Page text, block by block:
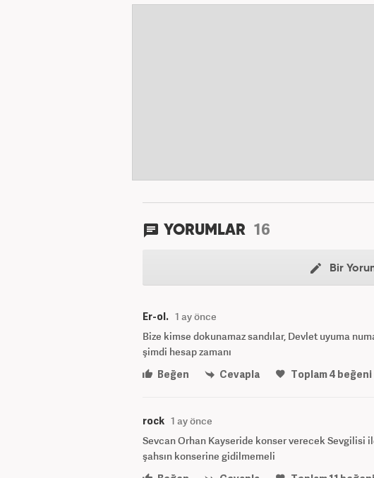
YORUMLAR 16
Bir
Er-ol. 1 ay önce
Bize kimse dokunamaz sandılar, Devlet uyuma
şimdi hesap zamanı
Beğen
Cevapla Toplam4 beğeni
rock 1 ay önce
Sevcan Orhan Kayseride konser verecek Sevgilisi
şahsın konserine gidilmemeli